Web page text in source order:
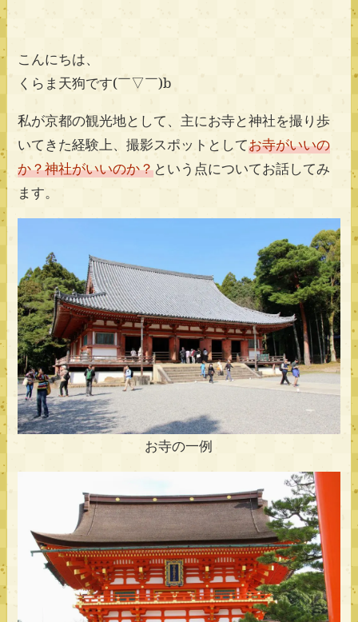
こんにちは、
くらま天狗です(￣▽￣)b
私が京都の観光地として、主にお寺と神社を撮り歩
いてきた経験上、撮影スポットとしてお寺がいいの
か？神社がいいのか？という点についてお話してみ
ます。
お寺の一例